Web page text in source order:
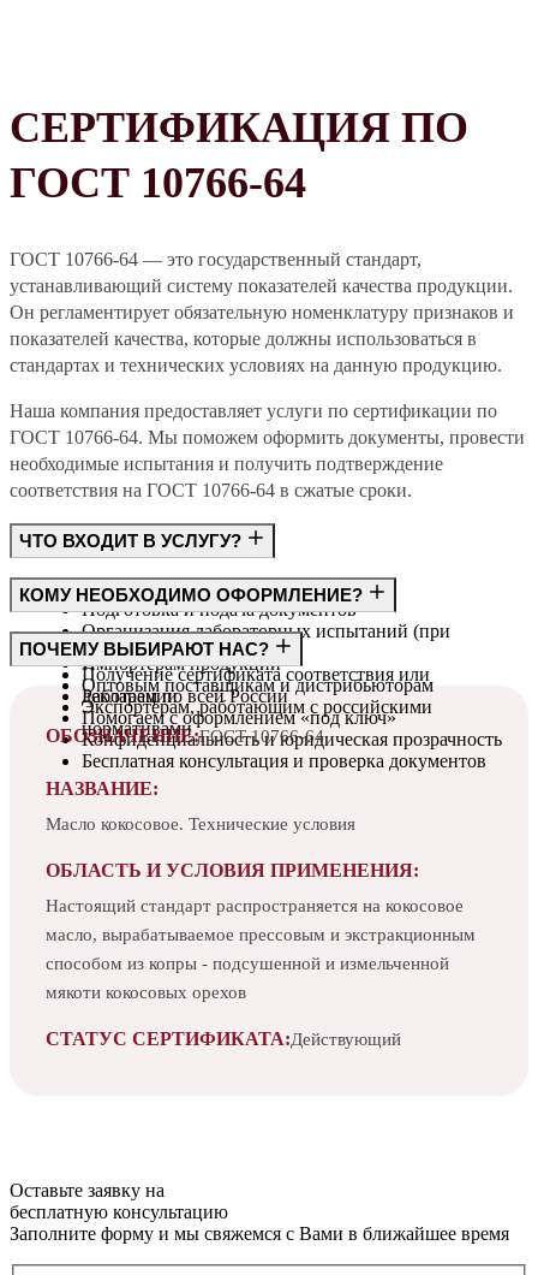
СЕРТИФИКАЦИЯ ПО
ГОСТ 10766-64
ГОСТ 10766-64 — это государственный стандарт,
устанавливающий систему показателей качества продукции.
Он регламентирует обязательную номенклатуру признаков и
показателей качества, которые должны использоваться в
стандартах и технических условиях на данную продукцию.
Наша компания предоставляет услуги по сертификации по
ГОСТ 10766-64. Мы поможем оформить документы, провести
необходимые испытания и получить подтверждение
соответствия на ГОСТ 10766-64 в сжатые сроки.
ЧТО ВХОДИТ В УСЛУГУ?
Консультация по требованиям ГОСТ
Подготовка и подача документов
Организация лабораторных испытаний (при
необходимости)
Получение сертификата соответствия или
декларации
КОМУ НЕОБХОДИМО ОФОРМЛЕНИЕ?
Производителям
Импортёрам продукции
Оптовым поставщикам и дистрибьюторам
Экспортёрам, работающим с российскими
нормативами
ПОЧЕМУ ВЫБИРАЮТ НАС?
Работаем по всей России
Помогаем с оформлением «под ключ»
Конфиденциальность и юридическая прозрачность
Бесплатная консультация и проверка документов
ОБОЗНАЧЕНИЕ:ГОСТ 10766-64
НАЗВАНИЕ:
Масло кокосовое. Технические условия
ОБЛАСТЬ И УСЛОВИЯ ПРИМЕНЕНИЯ:
Настоящий стандарт распространяется на кокосовое
масло, вырабатываемое прессовым и экстракционным
способом из копры - подсушенной и измельченной
мякоти кокосовых орехов
СТАТУС СЕРТИФИКАТА:Действующий
Оставьте заявку на
бесплатную консультацию
Заполните форму и мы свяжемся с Вами в ближайшее время